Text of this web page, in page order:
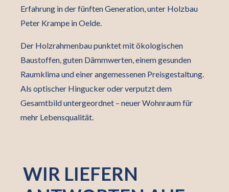
Erfahrung in der fünften Generation, unter Holzbau
Peter Krampe in Oelde.
Der Holzrahmenbau punktet mit ökologischen
Baustoffen, guten Dämmwerten, einem gesunden
Raumklima und einer angemessenen Preisgestaltung.
Als optischer Hingucker oder verputzt dem
Gesamtbild untergeordnet – neuer Wohnraum für
mehr Lebensqualität.
WIR LIEFERN